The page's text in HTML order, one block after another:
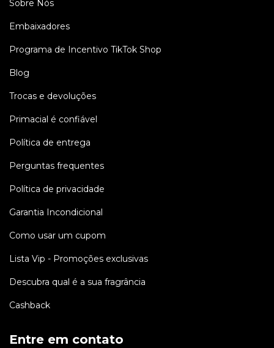
Sobre Nós
Embaixadores
Programa de Incentivo TikTok Shop
Blog
Trocas e devoluções
Primacial é confiável
Política de entrega
Perguntas frequentes
Política de privacidade
Garantia Incondicional
Como usar um cupom
Lista Vip - Promoções exclusivas
Descubra qual é a sua fragrância
Cashback
Entre em contato